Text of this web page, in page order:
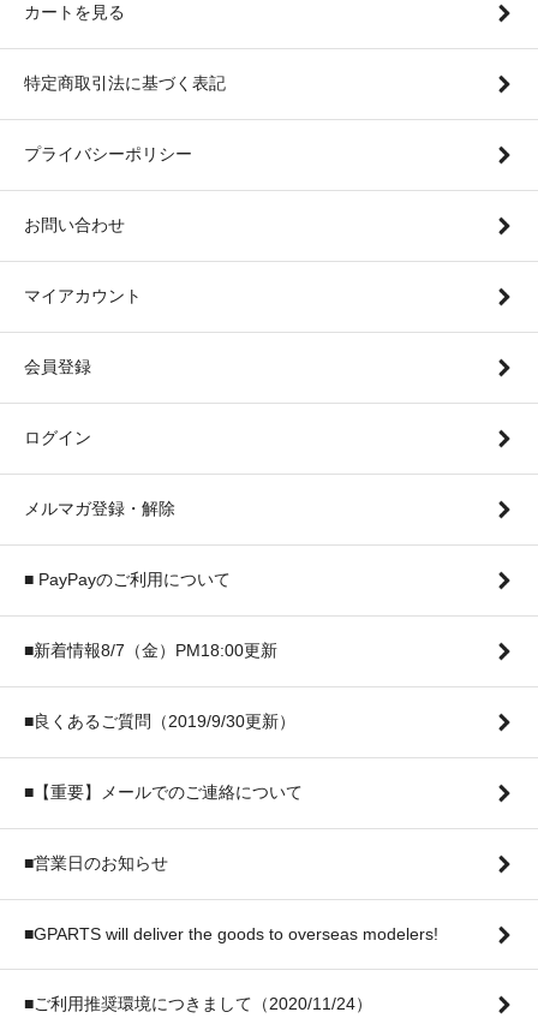
カートを見る
特定商取引法に基づく表記
プライバシーポリシー
お問い合わせ
マイアカウント
会員登録
ログイン
メルマガ登録・解除
■ PayPayのご利用について
■新着情報8/7（金）PM18:00更新
■良くあるご質問（2019/9/30更新）
■【重要】メールでのご連絡について
■営業日のお知らせ
■GPARTS will deliver the goods to overseas modelers!
■ご利用推奨環境につきまして（2020/11/24）